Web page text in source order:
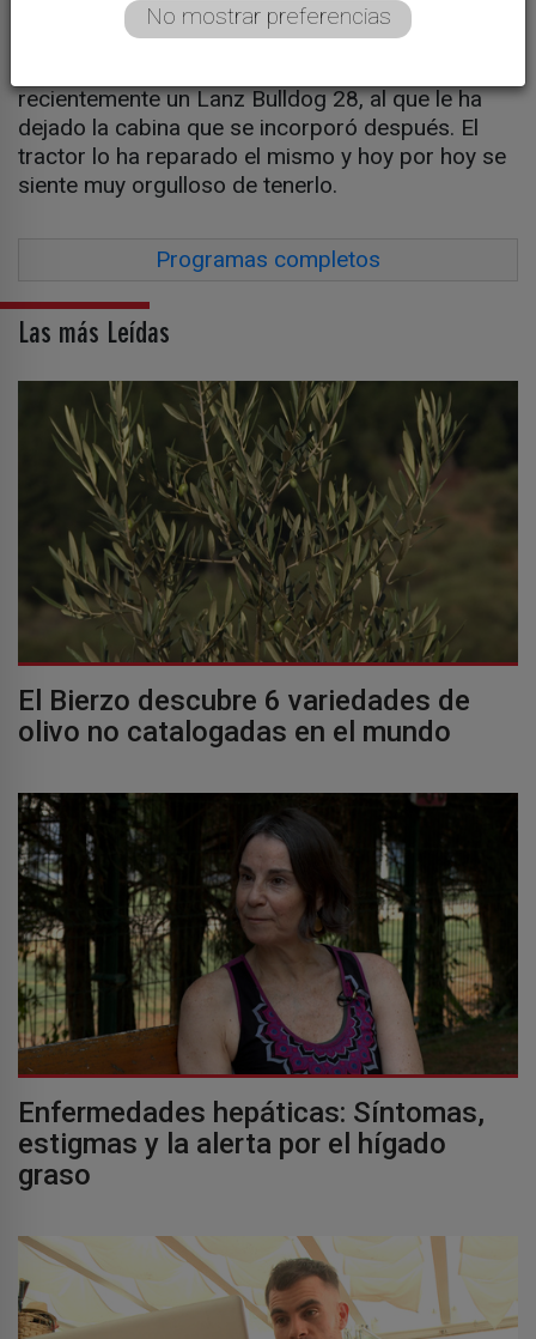
Antolín Cabañeros posee una pequeña colección
recientemente un Lanz Bulldog 28, al que le ha
dejado la cabina que se incorporó después. El
tractor lo ha reparado el mismo y hoy por hoy se
siente muy orgulloso de tenerlo.
Programas completos
Las más Leídas
El Bierzo descubre 6 variedades de
olivo no catalogadas en el mundo
Enfermedades hepáticas: Síntomas,
estigmas y la alerta por el hígado
graso
No mostrar preferencias